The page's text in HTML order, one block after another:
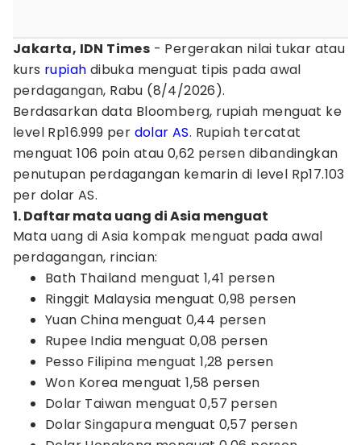
Jakarta, IDN Times - Pergerakan nilai tukar atau
kurs rupiah dibuka menguat tipis pada awal
perdagangan, Rabu (8/4/2026).
Berdasarkan data Bloomberg, rupiah menguat ke
level Rp16.999 per dolar AS. Rupiah tercatat
menguat 106 poin atau 0,62 persen dibandingkan
penutupan perdagangan kemarin di level Rp17.103
per dolar AS.
1. Daftar mata uang di Asia menguat
Mata uang di Asia kompak menguat pada awal
perdagangan, rincian:
Bath Thailand menguat 1,41 persen
Ringgit Malaysia menguat 0,98 persen
Yuan China menguat 0,44 persen
Rupee India menguat 0,08 persen
Pesso Filipina menguat 1,28 persen
Won Korea menguat 1,58 persen
Dolar Taiwan menguat 0,57 persen
Dolar Singapura menguat 0,57 persen